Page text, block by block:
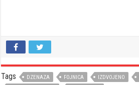
Tags DZENAZA FOJNICA IZDVOJENO